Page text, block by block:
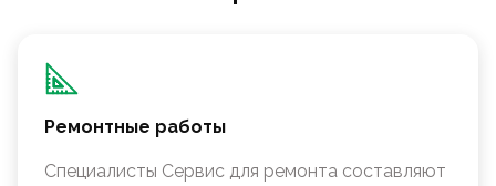
Ремонтные работы
Специалисты Сервис для ремонта составляют